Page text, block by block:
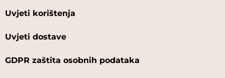
MAVIG
M-DENS
MEBA
Uvjeti korištenja
Uvjeti dostave
GDPR zaštita osobnih podataka